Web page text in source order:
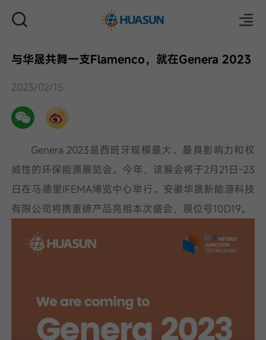
隐私政策
提
与华晟共舞一支Flamenco，就在Genera 2023
2023/02/15
Genera 2023是西班牙规模最大、最具影响力和权
威性的环保能源展览会。今年，该展会将于2月21日-23
日在马德里IFEMA博览中心举行。安徽华晟新能源科技
有限公司将携重磅产品亮相本次盛会，展位号10D19。